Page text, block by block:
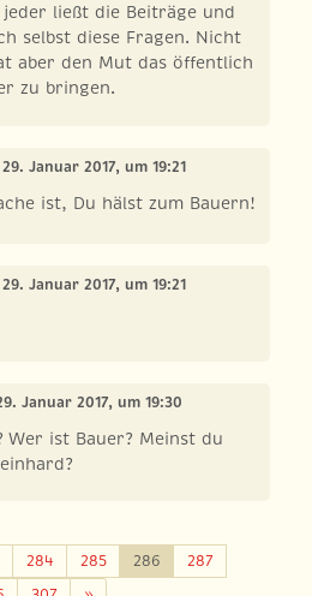
ließt die Beiträge und
selbst diese Fragen. Nicht
aber den Mut das öffentlich
zu bringen.
Januar 2017, um 19:21
ist, Du hälst zum Bauern!
Januar 2017, um 19:21
Januar 2017, um 19:30
Wer ist Bauer? Meinst du
284 285 286
287